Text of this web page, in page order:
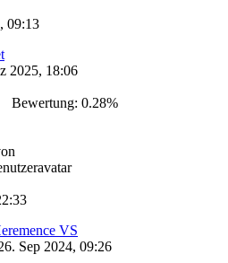
09:13
2025, 18:06
Bewertung: 0.28%
VS
Sep 2024, 09:26